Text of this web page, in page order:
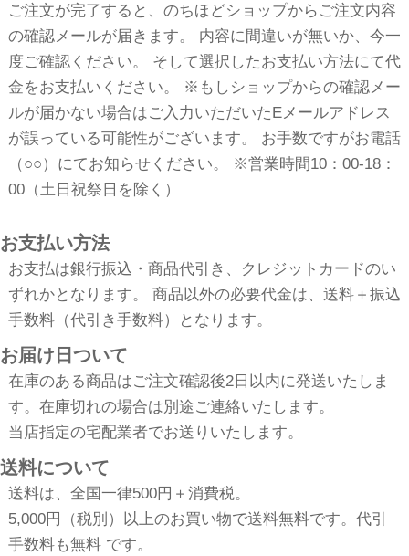
ご注文が完了すると、のちほどショップからご注文内容
の確認メールが届きます。 内容に間違いが無いか、今一
度ご確認ください。 そして選択したお支払い方法にて代
金をお支払いください。 ※もしショップからの確認メー
ルが届かない場合はご入力いただいたEメールアドレス
が誤っている可能性がございます。 お手数ですがお電話
（○○）にてお知らせください。 ※営業時間10：00-18：
00（土日祝祭日を除く）
お支払い方法
お支払は銀行振込・商品代引き、クレジットカードのい
ずれかとなります。 商品以外の必要代金は、送料＋振込
手数料（代引き手数料）となります。
お届け日ついて
在庫のある商品はご注文確認後2日以内に発送いたしま
す。在庫切れの場合は別途ご連絡いたします。
当店指定の宅配業者でお送りいたします。
送料について
送料は、全国一律500円＋消費税。
5,000円（税別）以上のお買い物で送料無料です。代引
手数料も無料 です。